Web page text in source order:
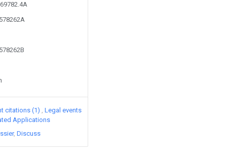
citations (1)
Legal events
Applications
Discuss